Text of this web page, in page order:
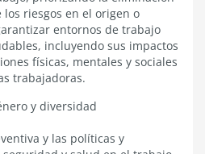
riesgos en el origen o
entornos de trabajo
incluyendo sus impactos
físicas, mentales y sociales
trabajadoras.
y diversidad
y las políticas y